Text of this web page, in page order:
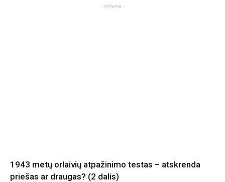
- reklama -
1943 metų orlaivių atpažinimo testas – atskrenda
priešas ar draugas? (2 dalis)